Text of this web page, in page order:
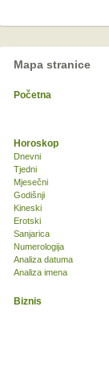
Mapa stranice
Početna
Biznis
Horoskop
Dnevni
Tjedni
Mjesečni
Godišnji
Kineski
Erotski
Sanjarica
Numerologija
Analiza datuma
Analiza imena